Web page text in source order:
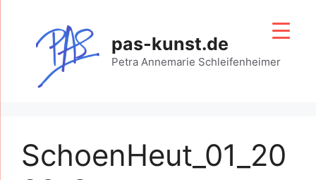
springen
pas-kunst.de
Petra Annemarie Schleifenheimer
SchoenHeut_01_20